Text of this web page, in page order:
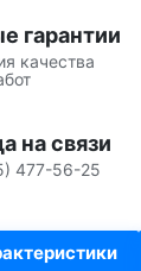
гарантии
качества
на связи
477-56-25